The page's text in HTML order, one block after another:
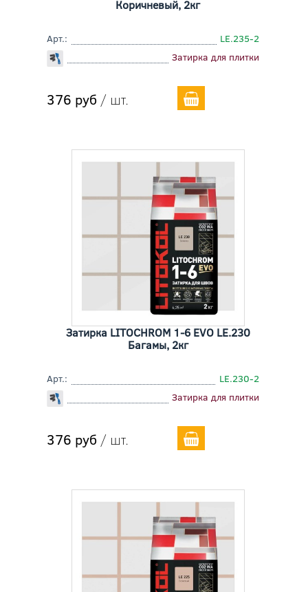
Коричневый, 2кг
Арт.:
LE.235-2
Затирка для плитки
376 руб / шт.
Затирка LITOCHROM 1-6 EVO LE.230
Багамы, 2кг
Арт.:
LE.230-2
Затирка для плитки
376 руб / шт.